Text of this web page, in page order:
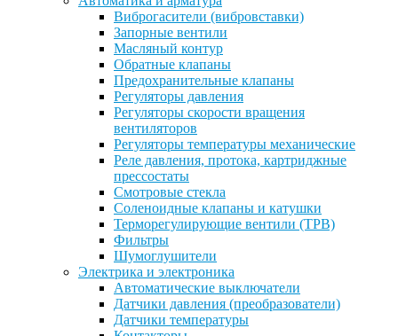
Виброгасители (вибровставки)
Запорные вентили
Масляный контур
Обратные клапаны
Предохранительные клапаны
Регуляторы давления
Регуляторы скорости вращения
вентиляторов
Регуляторы температуры механические
Реле давления, протока, картриджные
прессостаты
Смотровые стекла
Соленоидные клапаны и катушки
Терморегулирующие вентили (ТРВ)
Фильтры
Шумоглушители
Электрика и электроника
Автоматические выключатели
Датчики давления (преобразователи)
Датчики температуры